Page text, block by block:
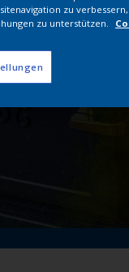
zu
zu unterstützen.